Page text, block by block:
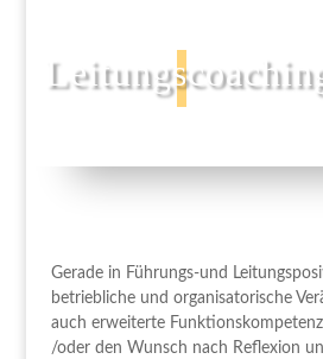
Gerade in Führungs-und
betriebliche und organisatorische
auch erweiterte
/oder den Wunsch nach Reflexion